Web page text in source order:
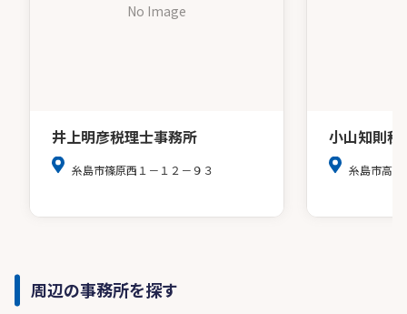
No Image
井上明彦税理士事務所
糸島市篠原西１－１２－９３
小山知則税
糸島市高田
周辺の事務所を探す